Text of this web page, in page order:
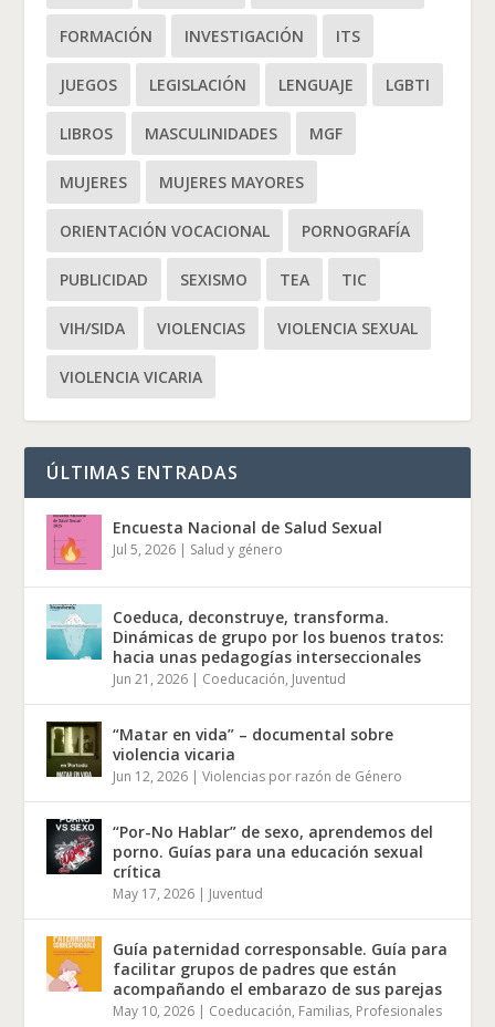
FORMACIÓN INVESTIGACIÓN ITS
JUEGOS LEGISLACIÓN LENGUAJE LGBTI
LIBROS MASCULINIDADES MGF
MUJERES MUJERES MAYORES
ORIENTACIÓN VOCACIONAL PORNOGRAFÍA
PUBLICIDAD SEXISMO TEA TIC
VIH/SIDA VIOLENCIAS VIOLENCIA SEXUAL
VIOLENCIA VICARIA
ÚLTIMAS ENTRADAS
Encuesta Nacional de Salud Sexual
Jul 5, 2026 | Salud y género
Coeduca, deconstruye, transforma.
Dinámicas de grupo por los buenos tratos:
hacia unas pedagogías interseccionales
Jun 21, 2026 | Coeducación, Juventud
“Matar en vida” – documental sobre
violencia vicaria
Jun 12, 2026 |Violencias por razón de Género
“Por-No Hablar” de sexo, aprendemos del
porno. Guías para una educación sexual
crítica
May 17, 2026 | Juventud
Guía paternidad corresponsable. Guía para
facilitar grupos de padres que están
acompañando el embarazo de sus parejas
May 10, 2026 | Coeducación, Familias, Profesionales